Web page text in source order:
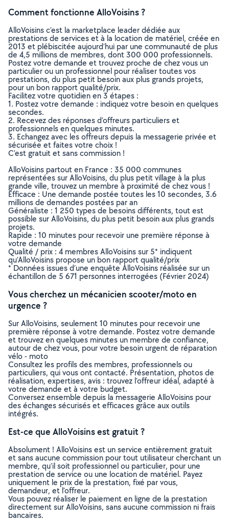
Comment fonctionne AlloVoisins ?
AlloVoisins c’est la marketplace leader dédiée aux
prestations de services et à la location de matériel, créée en
2013 et plébiscitée aujourd’hui par une communauté de plus
de 4,5 millions de membres, dont 300 000 professionnels.
Postez votre demande et trouvez proche de chez vous un
particulier ou un professionnel pour réaliser toutes vos
prestations, du plus petit besoin aux plus grands projets,
pour un bon rapport qualité/prix.
Facilitez votre quotidien en 3 étapes :
1. Postez votre demande : indiquez votre besoin en quelques
secondes.
2. Recevez des réponses d’offreurs particuliers et
professionnels en quelques minutes.
3. Echangez avec les offreurs depuis la messagerie privée et
sécurisée et faites votre choix !
C’est gratuit et sans commission !
AlloVoisins partout en France : 35 000 communes
représentées sur AlloVoisins, du plus petit village à la plus
grande ville, trouvez un membre à proximité de chez vous !
Efficace : Une demande postée toutes les 10 secondes, 3.6
millions de demandes postées par an
Généraliste : 1 250 types de besoins différents, tout est
possible sur AlloVoisins, du plus petit besoin aux plus grands
projets.
Rapide : 10 minutes pour recevoir une première réponse à
votre demande
Qualité / prix : 4 membres AlloVoisins sur 5* indiquent
qu’AlloVoisins propose un bon rapport qualité/prix
* Données issues d’une enquête AlloVoisins réalisée sur un
échantillon de 5 671 personnes interrogées (Février 2024)
Vous cherchez un mécanicien scooter/moto en
urgence ?
Sur AlloVoisins, seulement 10 minutes pour recevoir une
première réponse à votre demande. Postez votre demande
et trouvez en quelques minutes un membre de confiance,
autour de chez vous, pour votre besoin urgent de réparation
vélo - moto
Consultez les profils des membres, professionnels ou
particuliers, qui vous ont contacté. Présentation, photos de
réalisation, expertises, avis : trouvez l'offreur idéal, adapté à
votre demande et à votre budget.
Conversez ensemble depuis la messagerie AlloVoisins pour
des échanges sécurisés et efficaces grâce aux outils
intégrés.
Est-ce que AlloVoisins est gratuit ?
Absolument ! AlloVoisins est un service entièrement gratuit
et sans aucune commission pour tout utilisateur cherchant un
membre, qu’il soit professionnel ou particulier, pour une
prestation de service ou une location de matériel. Payez
uniquement le prix de la prestation, fixé par vous,
demandeur, et l’offreur.
Vous pouvez réaliser le paiement en ligne de la prestation
directement sur AlloVoisins, sans aucune commission ni frais
bancaires.